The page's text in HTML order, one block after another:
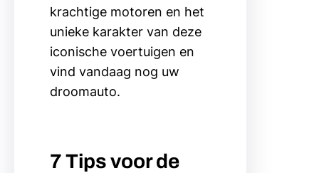
krachtige motoren en het
unieke karakter van deze
iconische voertuigen en
vind vandaag nog uw
droomauto.
7 Tips voor de